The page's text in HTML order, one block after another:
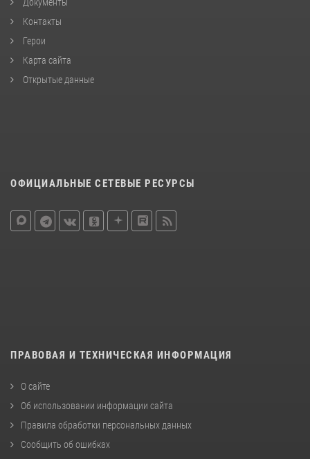
Контакты
Герои
Карта сайта
Открытые данные
ОФИЦИАЛЬНЫЕ СЕТЕВЫЕ РЕСУРСЫ
ПРАВОВАЯ И ТЕХНИЧЕСКАЯ ИНФОРМАЦИЯ
О сайте
Об использовании информации сайта
Правила обработки персональных данных
Сообщить об ошибках